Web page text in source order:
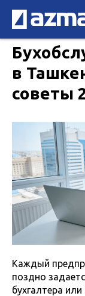
в
советы
Каждый
поздно
бухгалтера